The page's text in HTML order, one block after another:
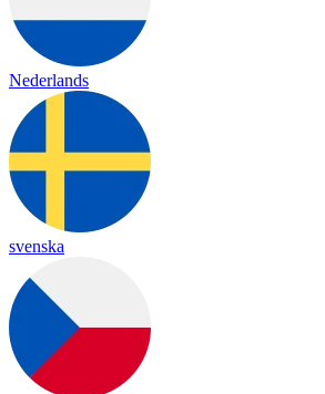
Nederlands
svenska